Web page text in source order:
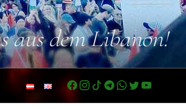
aus dem Libanon!